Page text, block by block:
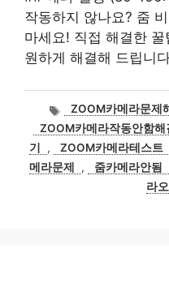
작동하지 않나요? 줌
마세요! 직접 해결한
원하게 해결해 드립니
태
그
ZOOM카메라문제
ZOOM카메라작동안함해
기
, ZOOM카메라테스트
메라문제
, 줌카메라안됨
라